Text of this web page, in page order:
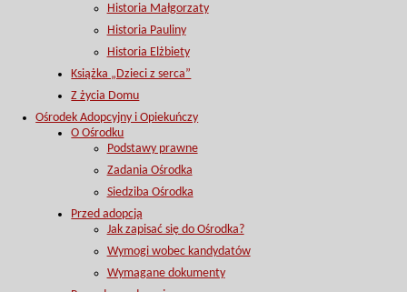
Historia Małgorzaty
Historia Pauliny
Historia Elżbiety
Książka „Dzieci z serca”
Z życia Domu
Ośrodek Adopcyjny i Opiekuńczy
O Ośrodku
Podstawy prawne
Zadania Ośrodka
Siedziba Ośrodka
Przed adopcją
Jak zapisać się do Ośrodka?
Wymogi wobec kandydatów
Wymagane dokumenty